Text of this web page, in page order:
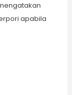
apabila